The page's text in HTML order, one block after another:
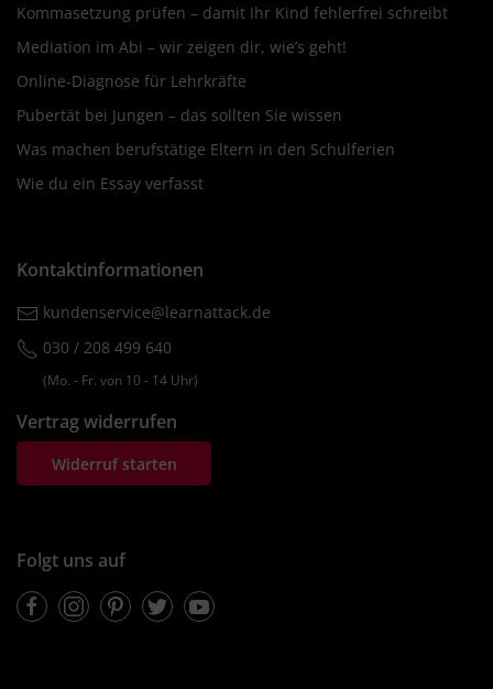
Kommasetzung prüfen – damit Ihr Kind fehlerfrei schreibt
Mediation im Abi – wir zeigen dir, wie’s geht!
Online-Diagnose für Lehrkräfte
Pubertät bei Jungen – das sollten Sie wissen
Was machen berufstätige Eltern in den Schulferien
Wie du ein Essay verfasst
Kontaktinformationen
kundenservice@learnattack.de
030 / 208 499 640
(Mo. ‐ Fr. von 10 ‐ 14 Uhr)
Vertrag widerrufen
Widerruf starten
Folgt uns auf
FacebookInstagramPinterestTwitterYoutube